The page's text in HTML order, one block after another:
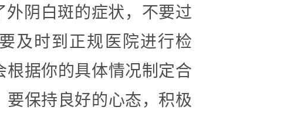
外阴白斑的症状，不要过
及时到正规医院进行检
根据你的具体情况制定合
保持良好的心态，积极